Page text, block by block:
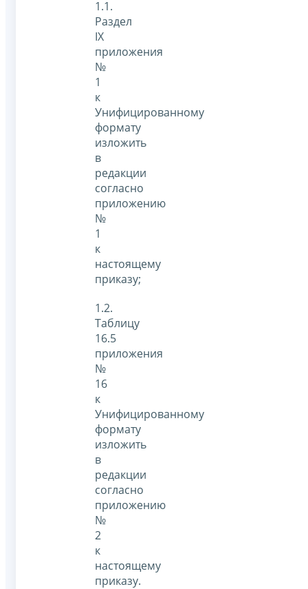
1.1.
Раздел
IX
приложения
№
1
к
Унифицированному
формату
изложить
в
редакции
согласно
приложению
№
1
к
настоящему
приказу;
1.2.
Таблицу
16.5
приложения
№
16
к
Унифицированному
формату
изложить
в
редакции
согласно
приложению
№
2
к
настоящему
приказу.